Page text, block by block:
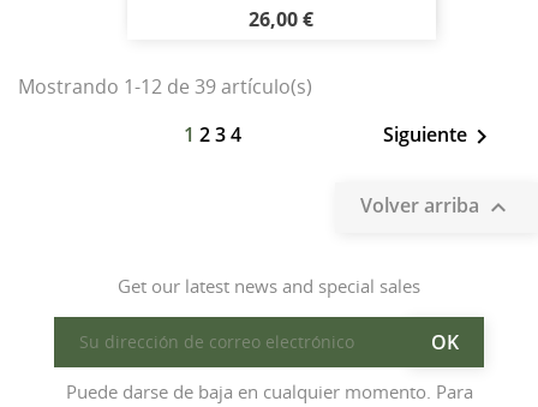
26,00 €
Mostrando 1-12 de 39 artículo(s)
1 234 Siguiente 
Volver arriba 
Get our latest news and special sales
Puede darse de baja en cualquier momento. Para